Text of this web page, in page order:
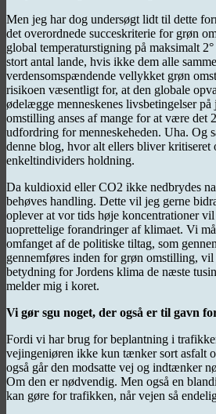
Men jeg har dog undersøgt lidt til dette
det overordnede succeskriterie for grøn
global temperaturstigning på maksimalt
stort antal lande, hvis ikke dem alle
verdensomspændende vellykket grøn
risikoen væsentligt for, at den globale
ødelægge menneskenes livsbetingelser
omstilling anses af mange for at være det
udfordring for menneskeheden. Uha. Og
denne blog, hvor alt ellers bliver kritiseret
enkeltindividers holdning.
Da kuldioxid eller CO2 ikke nedbrydes
behøves handling. Dette vil jeg gerne
oplever at vor tids høje koncentrationer
uoprettelige forandringer af klimaet. Vi
omfanget af de politiske tiltag, som
gennemføres inden for grøn omstilling,
betydning for Jordens klima de næste
melder mig i koret.
Vi gør sgu noget, der også er til gavn
Fordi vi har brug for beplantning i
vejingeniøren ikke kun tænker sort asfalt
også går den modsatte vej og indtænker
Om den er nødvendig. Men også en
kan gøre for trafikken, når vejen så